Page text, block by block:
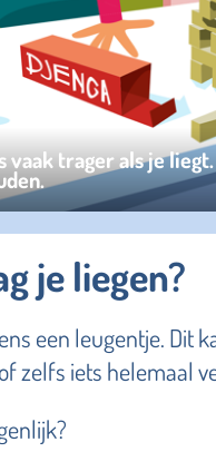
trager als je
je liegen?
een leugentje. Dit
zelfs iets helemaal